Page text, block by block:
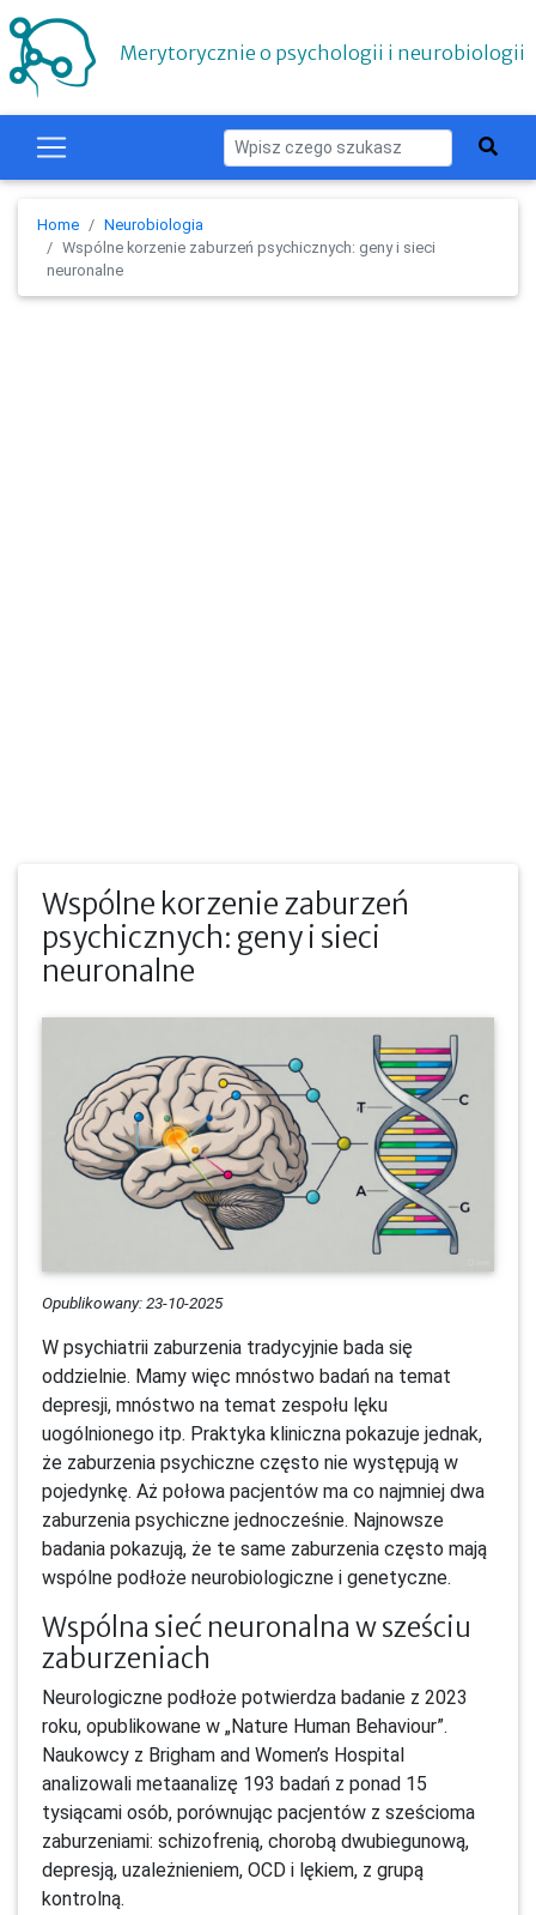
Merytorycznie o psychologii i neurobiologii
Home
Neurobiologia
Wspólne korzenie zaburzeń psychicznych: geny i sieci
neuronalne
Wspólne korzenie zaburzeń
psychicznych: geny i sieci
neuronalne
Opublikowany: 23-10-2025
W psychiatrii zaburzenia tradycyjnie bada się
oddzielnie. Mamy więc mnóstwo badań na temat
depresji, mnóstwo na temat zespołu lęku
uogólnionego itp. Praktyka kliniczna pokazuje jednak,
że zaburzenia psychiczne często nie występują w
pojedynkę. Aż połowa pacjentów ma co najmniej dwa
zaburzenia psychiczne jednocześnie. Najnowsze
badania pokazują, że te same zaburzenia często mają
wspólne podłoże neurobiologiczne i genetyczne.
Wspólna sieć neuronalna w sześciu
zaburzeniach
Neurologiczne podłoże potwierdza badanie z 2023
roku, opublikowane w „Nature Human Behaviour”.
Naukowcy z Brigham and Women’s Hospital
analizowali metaanalizę 193 badań z ponad 15
tysiącami osób, porównując pacjentów z sześcioma
zaburzeniami: schizofrenią, chorobą dwubiegunową,
depresją, uzależnieniem, OCD i lękiem, z grupą
kontrolną.